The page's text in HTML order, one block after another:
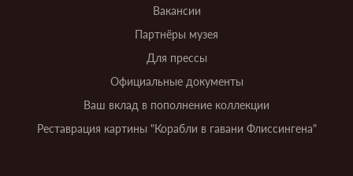
Вакансии
Партнёры музея
Для прессы
Официальные документы
Ваш вклад в пополнение коллекции
Реставрация картины "Корабли в гавани Флиссингена"